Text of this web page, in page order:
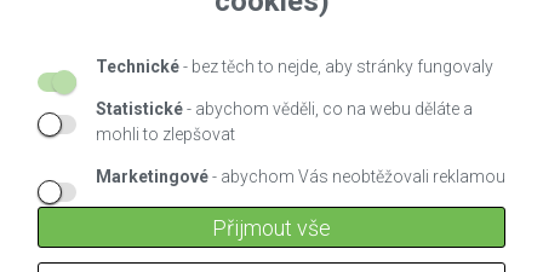
Technické- bez těch to nejde, aby stránky fungovaly
Statistické- abychom věděli, co na webu děláte a
mohli to zlepšovat
Marketingové- abychom Vás neobtěžovali reklamou
Přijmout vše
Wago svorka 221-413 svorka 3x4 s páčkou
6,70 Kč s DPH
VLOŽIT DO KOŠÍKU